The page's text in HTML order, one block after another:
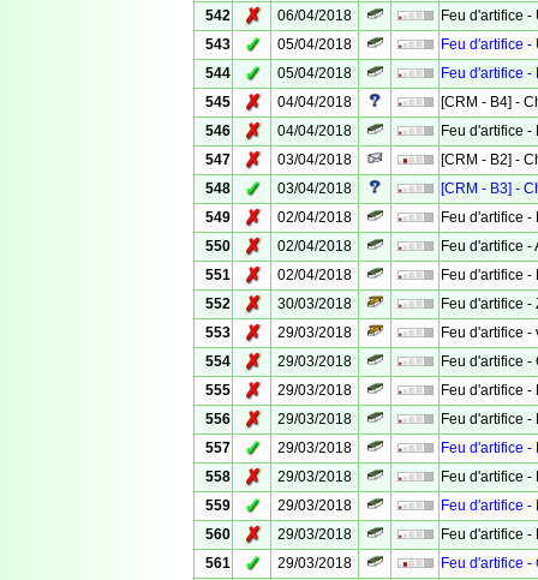
542
✗ 06/04/2018
Feu d'artifice
543
✓ 05/04/2018
Feu d'artifice
544
✓ 05/04/2018
Feu d'artifice
545
✗ 04/04/2018
[CRM - B4] -
546
✗ 04/04/2018
Feu d'artifice -
547
✗ 03/04/2018
[CRM - B2] -
548
✓ 03/04/2018
[CRM - B3] -
549
✗ 02/04/2018
Feu d'artifice
550
✗ 02/04/2018
Feu d'artifice
551
✗ 02/04/2018
Feu d'artifice
552
✗ 30/03/2018
Feu d'artifice
553
✗ 29/03/2018
Feu d'artifice
554
✗ 29/03/2018
Feu d'artifice
555
✗ 29/03/2018
Feu d'artifice
556
✗ 29/03/2018
Feu d'artifice
557
✓ 29/03/2018
Feu d'artifice
558
✗ 29/03/2018
Feu d'artifice -
559
✓ 29/03/2018
Feu d'artifice
560
✗ 29/03/2018
Feu d'artifice
561
✓ 29/03/2018
Feu d'artifice